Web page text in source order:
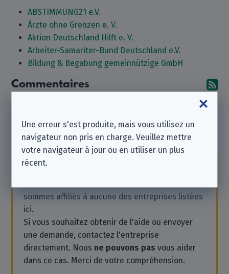
ABSTIMMUNG21 e.V.
Ärzte ohne Grenzen e. V.
Aktion Deutschland Hilft e. V.
Arbeiter-Samariter-Bund Deutschland e.V.
Bildung & Begabung gemeinnützige GmbH
Commentaires
Aucun commentaire pour le moment. Pourquoi tu n'en
laisseriez-vous pas un ?
Laisser un commentaire
sommes affiliés à aucune des entreprises listées
ici.
Si vous souhaitez obtenir de l'aide ou envoyer
une demande, contactez l'entreprise
directement. Nous ne pouvons pas vous aider
dans ce cas. Merci de votre compréhension.
Une erreur s'est produite, mais vous utilisez un
navigateur non pris en charge. Veuillez mettre
votre navigateur à jour ou en utiliser un plus
récent.